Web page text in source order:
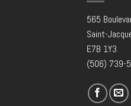
565
Saint-
E7B 1Y3
(506) 739-